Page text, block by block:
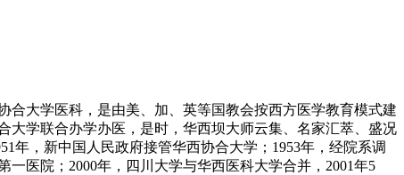
合大学医科，是由美、加、英等国教会按西方医学教育模式建
大学联合办学办医，是时，华西坝大师云集、名家汇萃、盛况
年，新中国人民政府接管华西协合大学；1953年，经院系调
医院；2000年，四川大学与华西医科大学合并，2001年5